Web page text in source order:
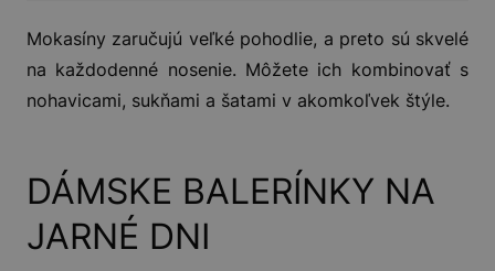
Mokasíny zaručujú veľké pohodlie, a preto sú skvelé
na každodenné nosenie. Môžete ich kombinovať s
nohavicami, sukňami a šatami v akomkoľvek štýle.
DÁMSKE BALERÍNKY NA
JARNÉ DNI